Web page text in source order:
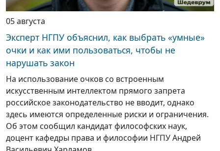
05 августа
Эксперт НГПУ объяснил, как выбрать «умные»
очки и как ими пользоваться, чтобы не
нарушать закон
На использование очков со встроенным
искусственным интеллектом прямого запрета
российское законодательство не вводит, однако
здесь имеются определенные риски и ограничения.
Об этом сообщил кандидат философских наук,
доцент кафедры права и философии НГПУ Андрей